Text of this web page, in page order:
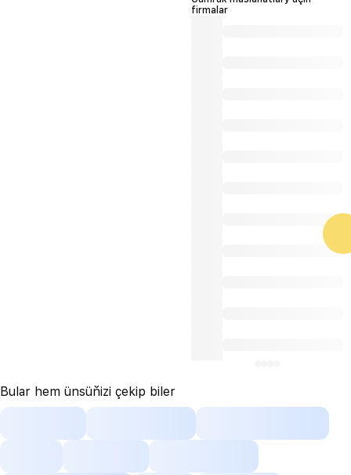
firmalar
Bular hem ünsüňizi çekip biler